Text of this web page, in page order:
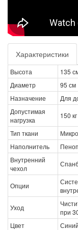
Характеристики
Высота
135
Диаметр
95 см
Назначение
Для
Допустимая
нагрузка
150 кг
Тип ткани
Наполнитель
Внутренний
чехол
Опции
Уход
при
Цвет
Синий